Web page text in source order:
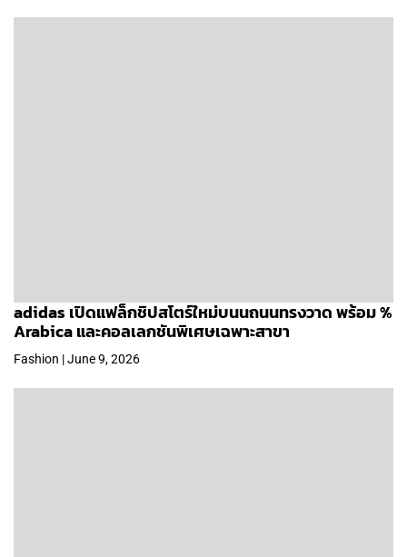
adidas เปิดแฟล็กชิปสโตร์ใหม่บนนถนนทรงวาด พร้อม %
Arabica และคอลเลกชันพิเศษเฉพาะสาขา
Fashion | June 9, 2026